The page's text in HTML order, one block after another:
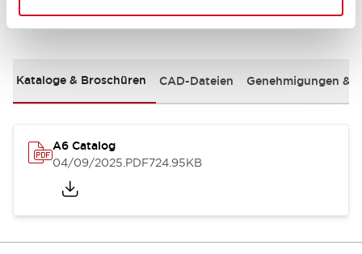
Dokumente und Dateien
Kataloge & Broschüren CAD-Dateien Genehmigungen &
A6 Catalog
04/09/2025.PDF724.95KB